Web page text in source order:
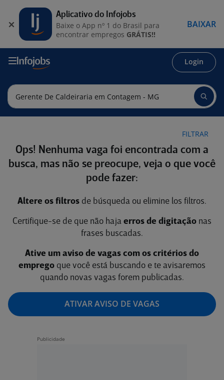
Login
FILTRAR
Ops! Nenhuma vaga foi encontrada com a
busca, mas não se preocupe, veja o que você
pode fazer:
Altere os filtros de búsqueda ou elimine los filtros.
Certifique-se de que não haja erros de digitação nas
frases buscadas.
Ative um aviso de vagas com os critérios do
emprego que você está buscando e te avisaremos
quando novas vagas forem publicadas.
ATIVAR AVISO DE VAGAS
Aplicativo do Infojobs
Baixe o App nº 1 do Brasil para
encontrar empregos GRÁTIS!!
BAIXAR